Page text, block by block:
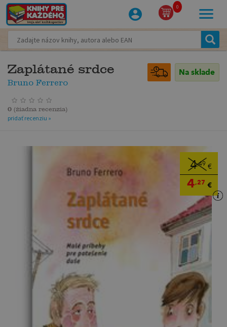
0
Zaplátané srdce
Bruno Ferrero
Na sklade
0 (žiadna recenzia)
pridať recenziu »
4,49 €
4,27 €